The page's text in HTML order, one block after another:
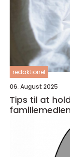
redaktionel
06. August 2025
Tips til at